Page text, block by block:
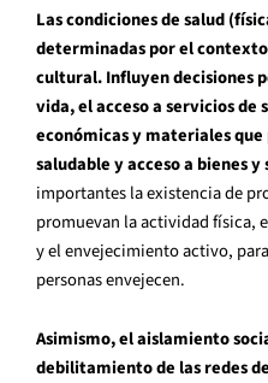
Las condiciones de salud
determinadas por el
cultural.Influyen decisiones
vida, el acceso a servicios de
económicas y materiales
saludable y acceso a bienes y
importantes la existencia de
promuevan la actividad física,
y el envejecimiento activo,
personas envejecen.
Asimismo, el aislamiento
debilitamiento de las redes